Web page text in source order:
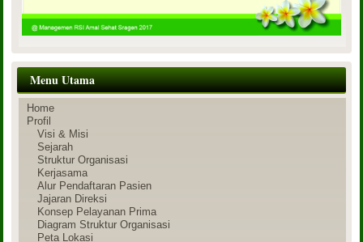
Menu Utama
Home
Profil
Visi & Misi
Sejarah
Struktur Organisasi
Kerjasama
Alur Pendaftaran Pasien
Jajaran Direksi
Konsep Pelayanan Prima
Diagram Struktur Organisasi
Peta Lokasi